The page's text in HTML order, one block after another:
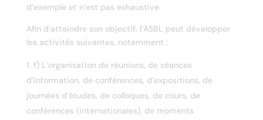
d’exemple et n’est pas exhaustive.
Afin d’atteindre son objectif, l’ASBL peut développer
les activités suivantes, notamment :
f) L’organisation de réunions, de séances
d’information, de conférences, d’expositions, de
journées d’études, de colloques, de cours, de
conférences (internationales), de moments